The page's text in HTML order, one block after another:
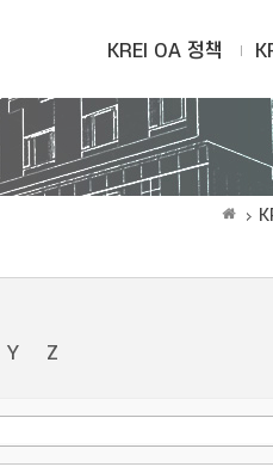
KREI OA 정책
Y Z